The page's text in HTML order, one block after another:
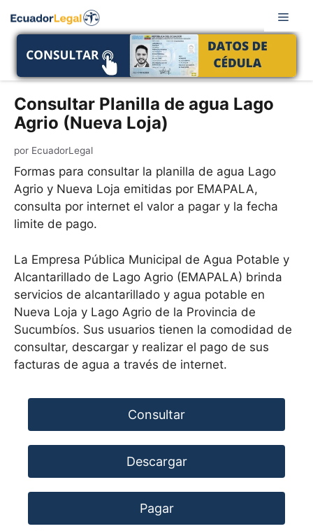
Consultar Planilla de agua Lago
Agrio (Nueva Loja)
por EcuadorLegal
Formas para consultar la planilla de agua Lago
Agrio y Nueva Loja emitidas por EMAPALA,
consulta por internet el valor a pagar y la fecha
limite de pago.
La Empresa Pública Municipal de Agua Potable y
Alcantarillado de Lago Agrio (EMAPALA) brinda
servicios de alcantarillado y agua potable en
Nueva Loja y Lago Agrio de la Provincia de
Sucumbíos. Sus usuarios tienen la comodidad de
consultar, descargar y realizar el pago de sus
facturas de agua a través de internet.
Consultar
Descargar
Pagar